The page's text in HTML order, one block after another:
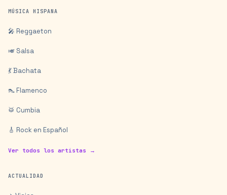
MÚSICA HISPANA
🎤 Reggaeton
🎺 Salsa
💃 Bachata
👠 Flamenco
🥁 Cumbia
🎸 Rock en Español
Ver todos los artistas →
ACTUALIDAD